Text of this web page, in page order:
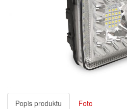
Popis produktu Foto